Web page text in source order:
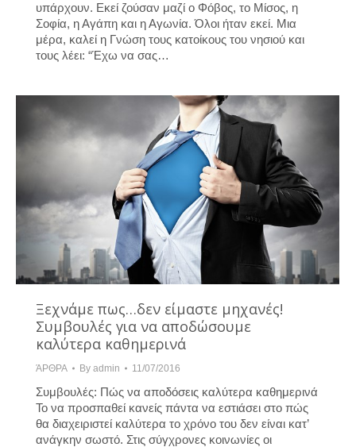
υπάρχουν. Εκεί ζούσαν μαζί ο Φόβος, το Μίσος, η
Σοφία, η Αγάπη και η Αγωνία. Όλοι ήταν εκεί. Μια
μέρα, καλεί η Γνώση τους κατοίκους του νησιού και
τους λέει: “Έχω να σας…
Ξεχνάμε πως…δεν είμαστε μηχανές!
Συμβουλές για να αποδώσουμε
καλύτερα καθημερινά
ΆΡΘΡΑ By admin 11/07/2016
Συμβουλές: Πώς να αποδόσεις καλύτερα καθημερινά
Το να προσπαθεί κανείς πάντα να εστιάσει στο πώς
θα διαχειριστεί καλύτερα το χρόνο του δεν είναι κατ’
ανάγκην σωστό. Στις σύγχρονες κοινωνίες οι